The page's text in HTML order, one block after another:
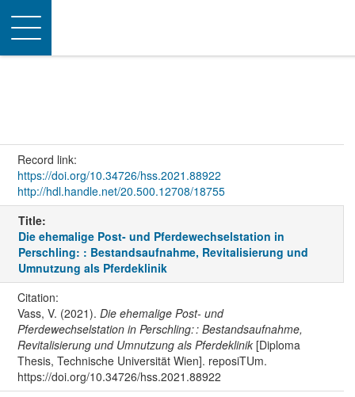
Toggle
navigation
Record link:
https://doi.org/10.34726/hss.2021.88922
http://hdl.handle.net/20.500.12708/18755
Title:
Die ehemalige Post- und Pferdewechselstation in
Perschling: : Bestandsaufnahme, Revitalisierung und
Umnutzung als Pferdeklinik
Citation:
Vass, V. (2021). Die ehemalige Post- und
Pferdewechselstation in Perschling: : Bestandsaufnahme,
Revitalisierung und Umnutzung als Pferdeklinik[Diploma
Thesis, Technische Universität Wien]. reposiTUm.
https://doi.org/10.34726/hss.2021.88922